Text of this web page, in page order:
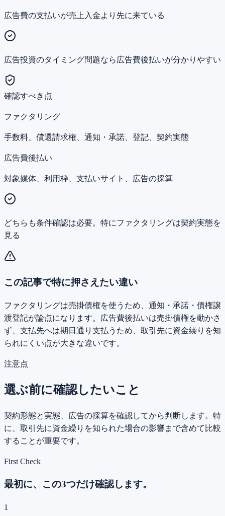
広告費の支払いが売上入金より先に来ている
広告投資のタイミング問題なら広告費後払いが分かりやすい
確認すべき点
ファクタリング
手数料、償還請求権、通知・承諾、登記、契約実態
広告費後払い
対象媒体、利用枠、支払いサイト、広告の採算
どちらも条件確認は必要。特にファクタリングは契約実態を
見る
この記事で特に押さえたい違い
ファクタリングは売掛債権を使うため、通知・承諾・債権譲
渡登記が論点になります。広告費後払いは売掛債権を動かさ
ず、支払先へは期日通り支払うため、取引先に資金繰りを知
られにくい点が大きな違いです。
注意点
選ぶ前に確認したいこと
契約形態と実態、広告の採算を確認してから判断します。特
に、取引先に資金繰りを知られた場合の影響まで含めて比較
することが重要です。
First Check
最初に、この3つだけ確認します。
1